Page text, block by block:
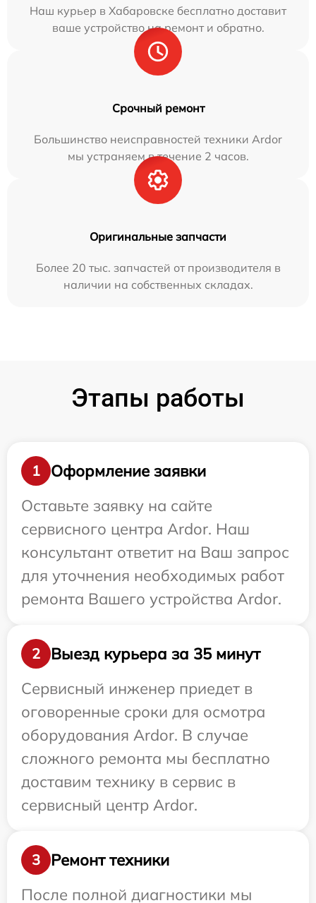
Наш курьер в Хабаровске бесплатно доставит
ваше устройство на ремонт и обратно.
Срочный ремонт
Большинство неисправностей техники Ardor
мы устраняем в течение 2 часов.
Оригинальные запчасти
Более 20 тыс. запчастей от производителя в
наличии на собственных складах.
Этапы работы
1
Оформление заявки
Оставьте заявку на сайте
сервисного центра Ardor. Наш
консультант ответит на Ваш запрос
для уточнения необходимых работ
ремонта Вашего устройства Ardor.
2
Выезд курьера за 35 минут
Сервисный инженер приедет в
оговоренные сроки для осмотра
оборудования Ardor. В случае
сложного ремонта мы бесплатно
доставим технику в сервис в
сервисный центр Ardor.
3
Ремонт техники
После полной диагностики мы